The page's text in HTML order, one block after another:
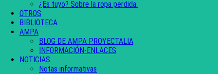
¿Es tuyo? Sobre la ropa perdida.
OTROS
BIBLIOTECA
AMPA
BLOG DE AMPA PROYECTALIA
INFORMACIÓN-ENLACES
NOTICIAS
Notas informativas